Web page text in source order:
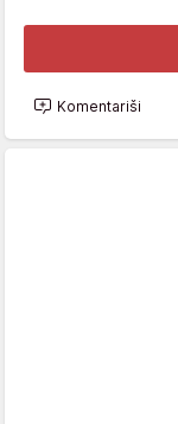
Komentariši